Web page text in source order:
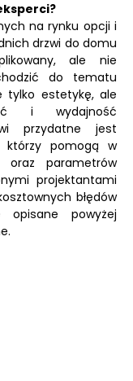
na rynku opcji i
drzwi do domu
ale nie
do tematu
tylko estetykę, ale
i wydajność
przydatne jest
którzy pomogą w
oraz parametrów
projektantami
błędów
opisane powyżej